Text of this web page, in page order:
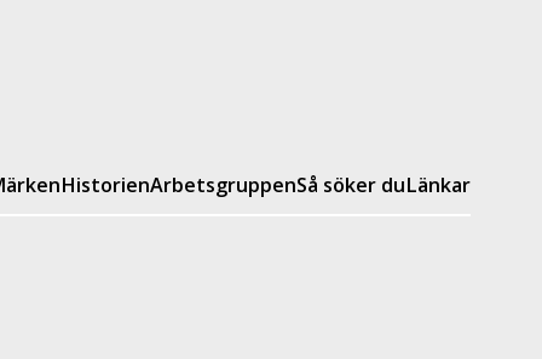
HistorienArbetsgruppenSå söker duLänkar